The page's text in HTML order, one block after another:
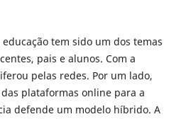
tem sido um dos temas
pais e alunos. Com a
pelas redes. Por um lado,
plataformas online para a
defende um modelo híbrido. A